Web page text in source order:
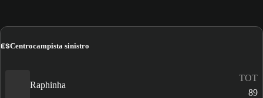
ESCentrocampista sinistro
Raphinha
TOT
89